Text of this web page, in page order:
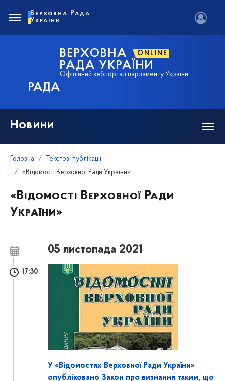
РАДА
ВЕРХОВНА ONLINE
РАДА УКРАЇНИ
Офіційний вебпортал парламенту України
Верховна Рада
України
Новини
Головна
Текстові публікації
«Відомості Верховної Ради України»
«Відомості Верховної Ради
України»
05 листопада 2021
17:30
У «Відомостях Верховної Ради України»
опубліковано Закон про визнання таким, що